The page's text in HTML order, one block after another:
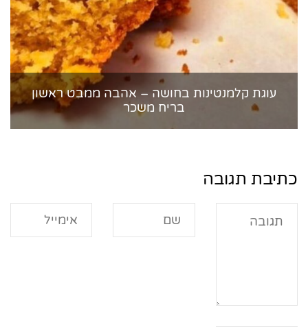
עוגת קלמנטינות בחושה – אהבה ממבט ראשון
בריח משכר
כתיבת תגובה